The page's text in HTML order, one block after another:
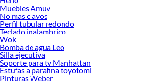
Muebles Amuv
No mas clavos
Perfil tubular redondo
Teclado inalambrico
Wok
Bomba de agua Leo
Silla ejecutiva
Soporte para tv Manhattan
Estufas a parafina toyotomi
Pinturas Weber